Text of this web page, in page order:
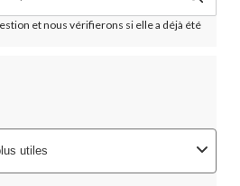
et nous vérifierons si elle a déjà été
utiles